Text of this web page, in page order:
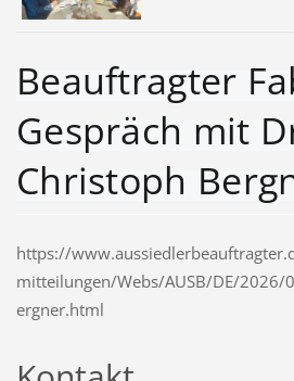
Beauftragter
Gespräch mit
Christoph
https://
mitteilungen/Webs/AUSB/DE/2026/
ergner.html